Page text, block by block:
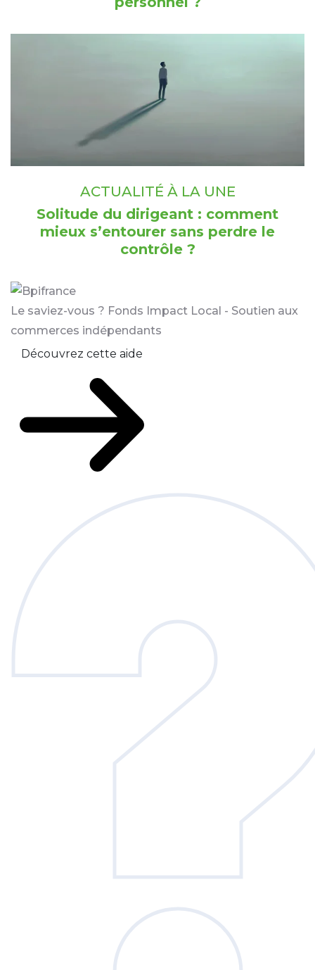
ACTUALITÉ À LA UNE
Solitude du dirigeant : comment
mieux s’entourer sans perdre le
contrôle ?
Le saviez-vous ? Fonds Impact Local - Soutien aux
commerces indépendants
Découvrez cette aide